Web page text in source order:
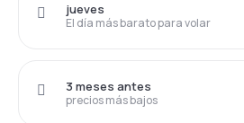
El día más barato para volar
jueves
precios más bajos
3 meses antes